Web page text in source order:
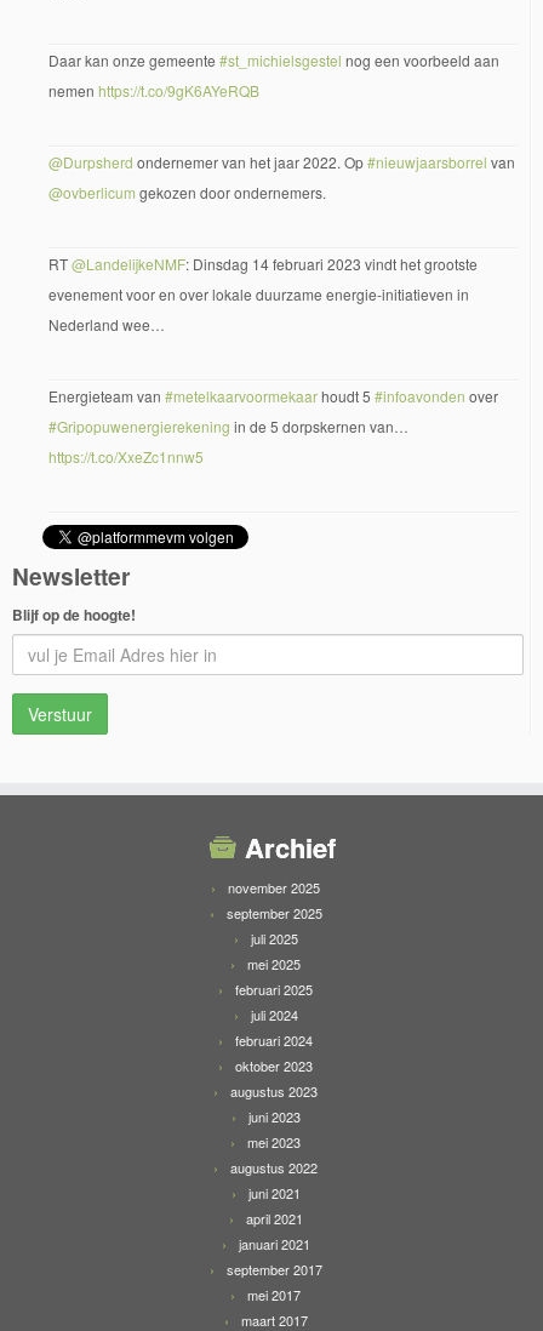
Daar kan onze gemeente #st_michielsgestel nog een voorbeeld aan
nemen https://t.co/9gK6AYeRQB
@Durpsherd ondernemer van het jaar 2022. Op#nieuwjaarsborrel van
@ovberlicum gekozen door ondernemers.
RT@LandelijkeNMF: Dinsdag 14 februari 2023 vindt het grootste
evenement voor en over lokale duurzame energie-initiatieven in
Nederland wee…
Energieteam van #metelkaarvoormekaarhoudt 5 #infoavonden over
#Gripopuwenergierekening in de 5 dorpskernen van…
https://t.co/XxeZc1nnw5
Newsletter
Blijf op de hoogte!
Archief
november 2025
september 2025
juli 2025
mei 2025
februari 2025
juli 2024
februari 2024
oktober 2023
augustus 2023
juni 2023
mei 2023
augustus 2022
juni 2021
april 2021
januari 2021
september 2017
mei 2017
maart 2017